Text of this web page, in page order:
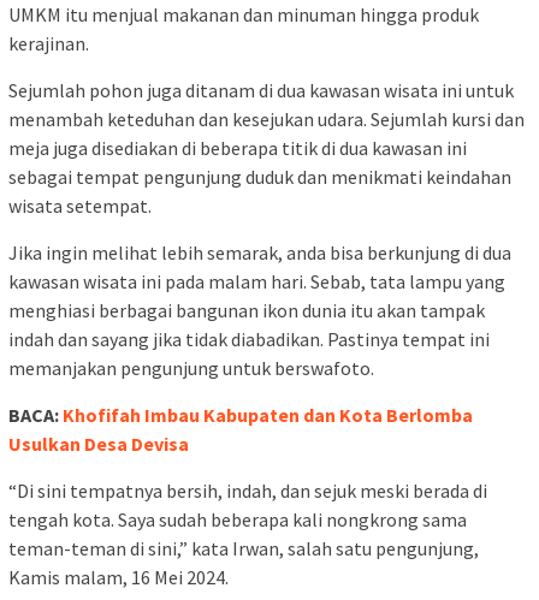
UMKM itu menjual makanan dan minuman hingga produk
kerajinan.
Sejumlah pohon juga ditanam di dua kawasan wisata ini untuk
menambah keteduhan dan kesejukan udara. Sejumlah kursi dan
meja juga disediakan di beberapa titik di dua kawasan ini
sebagai tempat pengunjung duduk dan menikmati keindahan
wisata setempat.
Jika ingin melihat lebih semarak, anda bisa berkunjung di dua
kawasan wisata ini pada malam hari. Sebab, tata lampu yang
menghiasi berbagai bangunan ikon dunia itu akan tampak
indah dan sayang jika tidak diabadikan. Pastinya tempat ini
memanjakan pengunjung untuk berswafoto.
BACA: Khofifah Imbau Kabupaten dan Kota Berlomba
Usulkan Desa Devisa
“Di sini tempatnya bersih, indah, dan sejuk meski berada di
tengah kota. Saya sudah beberapa kali nongkrong sama
teman-teman di sini,” kata Irwan, salah satu pengunjung,
Kamis malam, 16 Mei 2024.